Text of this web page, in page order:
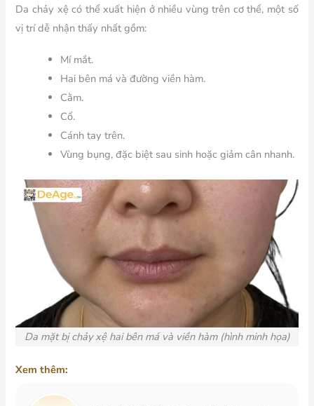
Da chảy xệ có thể xuất hiện ở nhiều vùng trên cơ thể, một số
vị trí dễ nhận thấy nhất gồm:
Mí mắt.
Hai bên má và đường viền hàm.
Cằm.
Cổ.
Cánh tay trên.
Vùng bụng, đặc biệt sau sinh hoặc giảm cân nhanh.
Da mặt bị chảy xệ hai bên má và viền hàm (hình minh họa)
Xem thêm: